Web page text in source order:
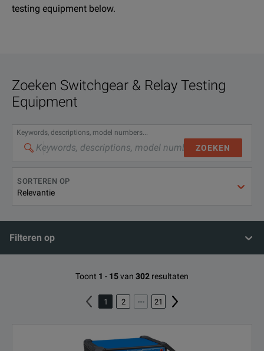
testing equipment below.
Zoeken Switchgear & Relay Testing
Equipment
Keywords, descriptions, model numbers...
ZOEKEN
SORTEREN OP
Filteren op
Toont 1 - 15van 302 resultaten
1 2 21